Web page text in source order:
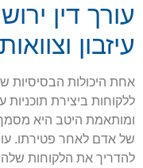
עורך דין
עיזבון וצוואות
אחת היכולות הבסיסיות
ללקוחות ביצירת תוכניות
ומותאמת היטב היא מסמך
של אדם לאחר פטירתו.
להדריך את הלקוחות